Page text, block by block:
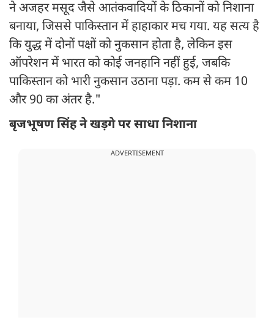
ने अजहर मसूद जैसे आतंकवादियों के ठिकानों को निशाना
बनाया, जिससे पाकिस्तान में हाहाकार मच गया. यह सत्य है
कि युद्ध में दोनों पक्षों को नुकसान होता है, लेकिन इस
ऑपरेशन में भारत को कोई जनहानि नहीं हुई, जबकि
पाकिस्तान को भारी नुकसान उठाना पड़ा. कम से कम 10
और 90 का अंतर है."
बृजभूषण सिंह ने खड़गे पर साधा निशाना
ADVERTISEMENT